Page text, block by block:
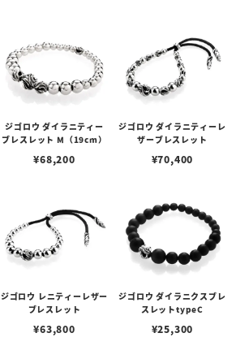
ジゴロウ ダイラニティー
ブレスレット M（19cm）
¥68,200
ジゴロウ ダイラニティーレ
ザーブレスレット
¥70,400
ジゴロウ レニティーレザー
ブレスレット
¥63,800
ジゴロウ ダイラニクスブレ
スレットtypeC
¥25,300